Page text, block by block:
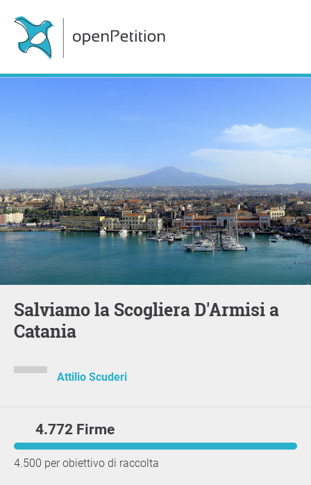
Salviamo la Scogliera D'Armisi a
Catania
Attilio Scuderi
4.772 Firme
4.500 per obiettivo di raccolta